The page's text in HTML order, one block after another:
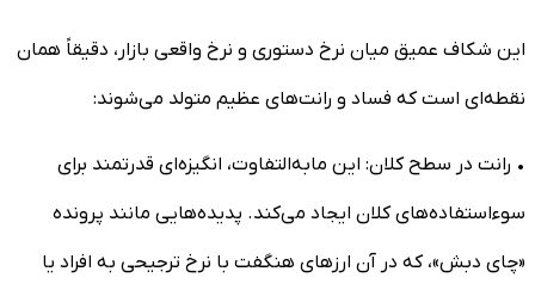
این شکاف عمیق میان نرخ دستوری و نرخ واقعی بازار، دقیقاً همان
نقطه‌ای است که فساد و رانت‌های عظیم متولد می‌شوند:
• رانت در سطح کلان: این مابه‌التفاوت، انگیزه‌ای قدرتمند برای
سوءاستفاده‌های کلان ایجاد می‌کند. پدیده‌هایی مانند پرونده
«چای دبش»، که در آن ارز‌های هنگفت با نرخ ترجیحی به افراد یا